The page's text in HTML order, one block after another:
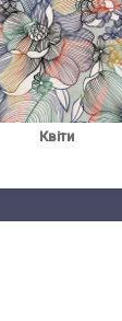
Квіти